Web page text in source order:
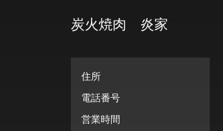
炭火焼肉 炎家
住所
電話番号
営業時間